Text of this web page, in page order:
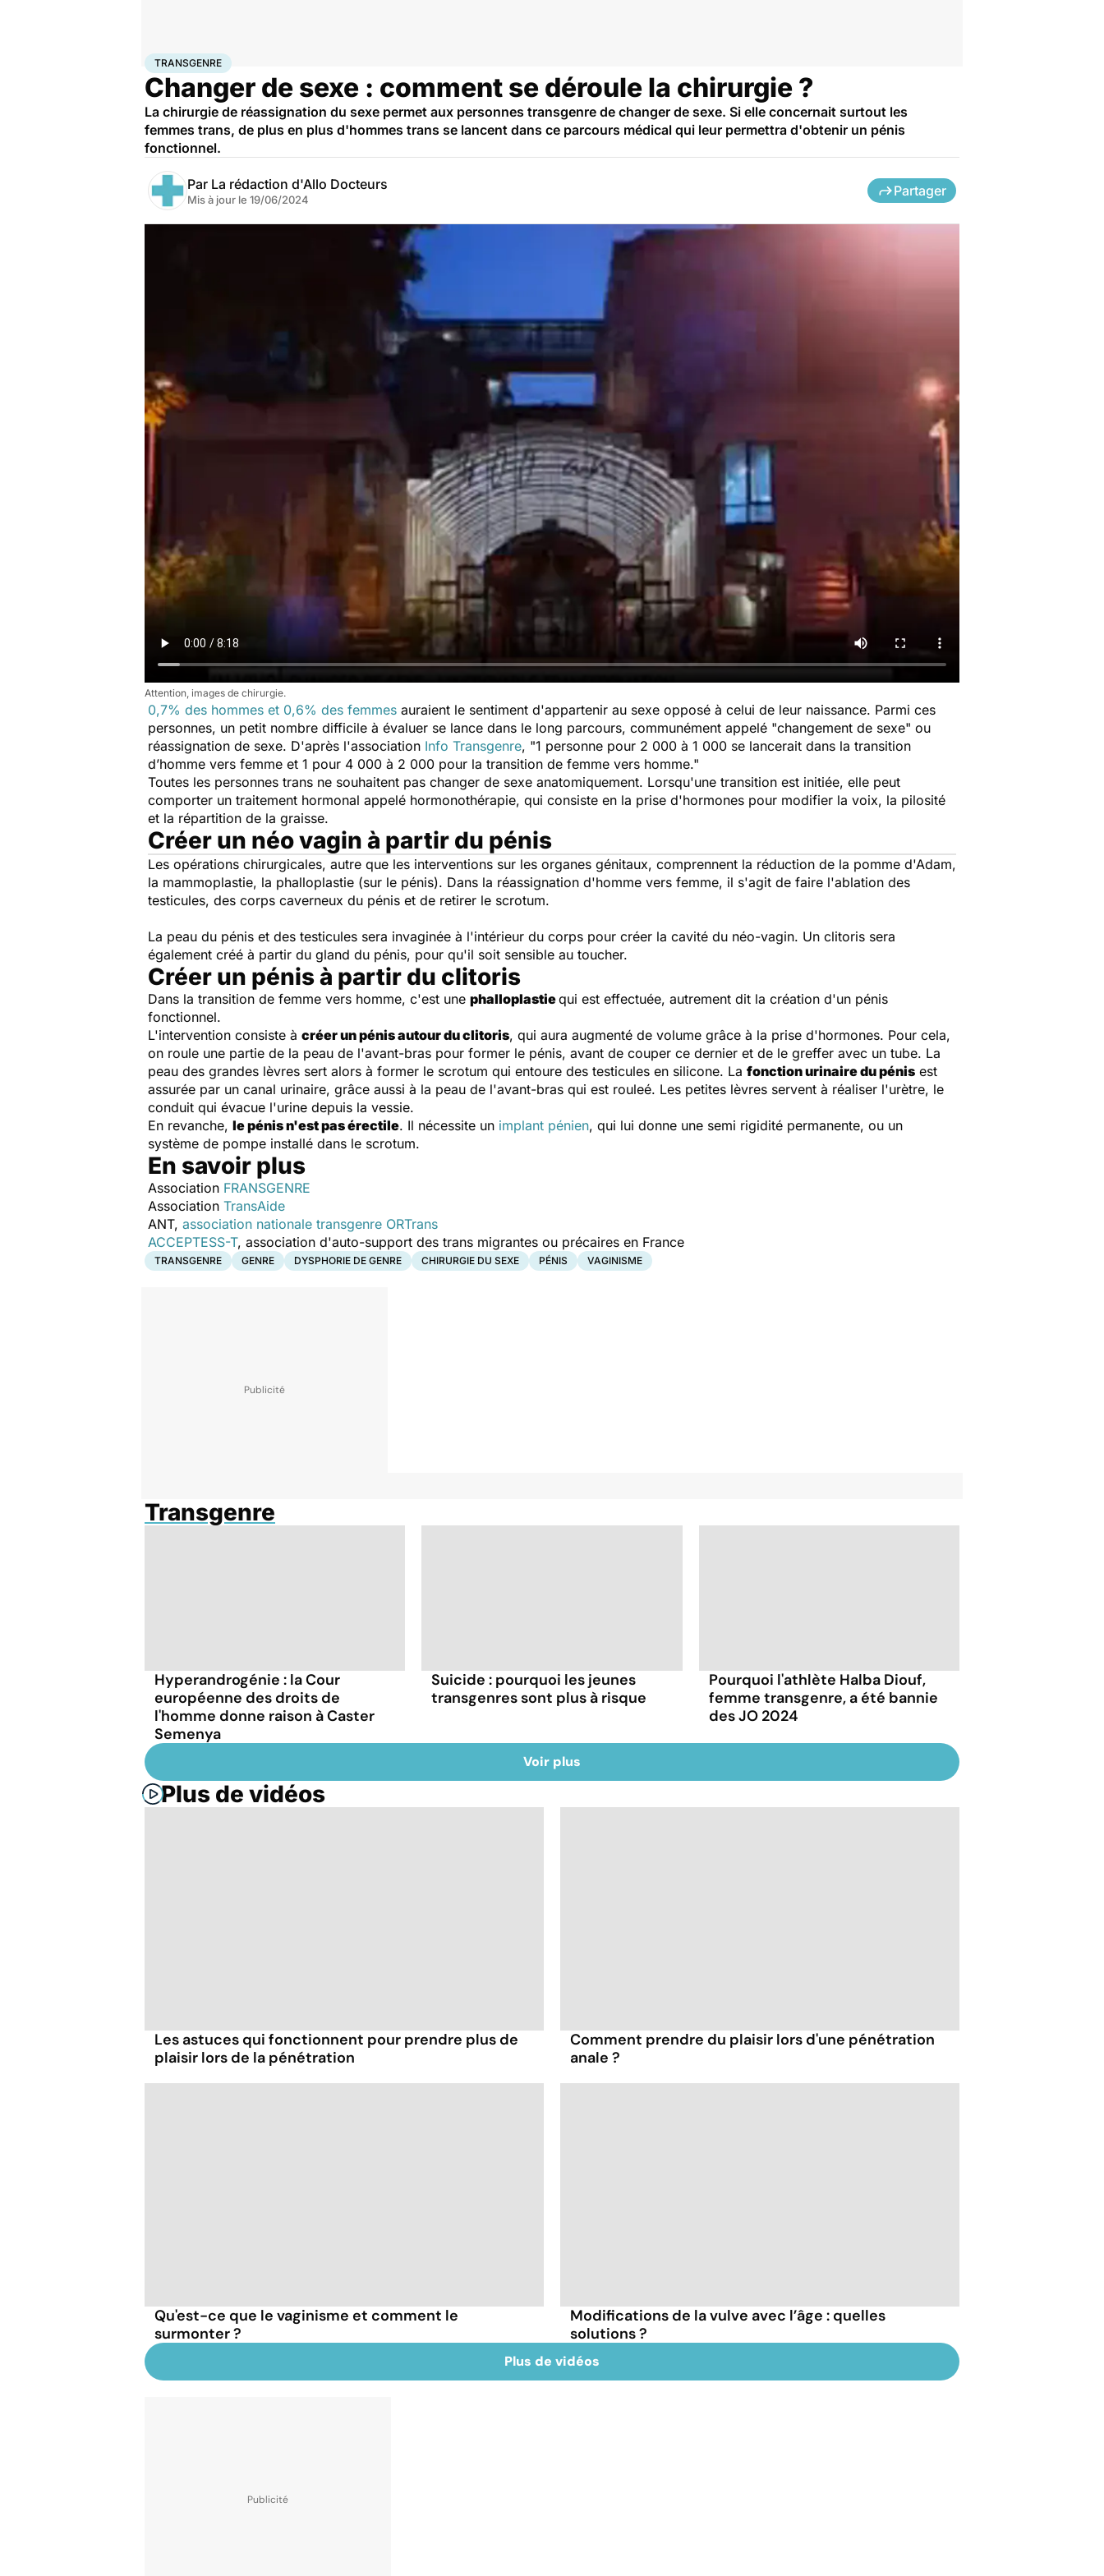
AccueilSantéSociété
TRANSGENRE
Changer de sexe : comment se déroule la chirurgie ?
La chirurgie de réassignation du sexe permet aux personnes transgenre de changer de sexe. Si elle concernait surtout les
femmes trans, de plus en plus d'hommes trans se lancent dans ce parcours médical qui leur permettra d'obtenir un pénis
fonctionnel.
Par La rédaction d'Allo Docteurs
Mis à jour le 19/06/2024
Partager
Attention, images de chirurgie.
0,7% des hommes et 0,6% des femmes auraient le sentiment d'appartenir au sexe opposé à celui de leur naissance. Parmi ces
personnes, un petit nombre difficile à évaluer se lance dans le long parcours, communément appelé "changement de sexe" ou
réassignation de sexe. D'après l'association Info Transgenre, "1 personne pour 2 000 à 1 000 se lancerait dans la transition
d’homme vers femme et 1 pour 4 000 à 2 000 pour la transition de femme vers homme."
Toutes les personnes trans ne souhaitent pas changer de sexe anatomiquement. Lorsqu'une transition est initiée, elle peut
comporter un traitement hormonal appelé hormonothérapie, qui consiste en la prise d'hormones pour modifier la voix, la pilosité
et la répartition de la graisse.
Créer un néo vagin à partir du pénis
Les opérations chirurgicales, autre que les interventions sur les organes génitaux, comprennent la réduction de la pomme d'Adam,
la mammoplastie, la phalloplastie (sur le pénis). Dans la réassignation d'homme vers femme, il s'agit de faire l'ablation des
testicules, des corps caverneux du pénis et de retirer le scrotum.
La peau du pénis et des testicules sera invaginée à l'intérieur du corps pour créer la cavité du néo-vagin. Un clitoris sera
également créé à partir du gland du pénis, pour qu'il soit sensible au toucher.
Créer un pénis à partir du clitoris
Dans la transition de femme vers homme, c'est une phalloplastiequi est effectuée, autrement dit la création d'un pénis
fonctionnel.
L'intervention consiste à créer un pénis autour du clitoris, qui aura augmenté de volume grâce à la prise d'hormones. Pour cela,
on roule une partie de la peau de l'avant-bras pour former le pénis, avant de couper ce dernier et de le greffer avec un tube. La
peau des grandes lèvres sert alors à former le scrotum qui entoure des testicules en silicone. La fonction urinaire du pénis est
assurée par un canal urinaire, grâce aussi à la peau de l'avant-bras qui est rouleé. Les petites lèvres servent à réaliser l'urètre, le
conduit qui évacue l'urine depuis la vessie.
En revanche, le pénis n'est pas érectile. Il nécessite un implant pénien, qui lui donne une semi rigidité permanente, ou un
système de pompe installé dans le scrotum.
En savoir plus
Association FRANSGENRE
Association TransAide
ANT, association nationale transgenre ORTrans
ACCEPTESS-T, association d'auto-support des trans migrantes ou précaires en France
TRANSGENRE GENRE DYSPHORIE DE GENRE CHIRURGIE DU SEXE PÉNIS VAGINISME
Transgenre
Hyperandrogénie : la Cour
européenne des droits de
l'homme donne raison à Caster
Semenya
Suicide : pourquoi les jeunes
transgenres sont plus à risque
Pourquoi l'athlète Halba Diouf,
femme transgenre, a été bannie
des JO 2024
Voir plus
Plus de vidéos
Les astuces qui fonctionnent pour prendre plus de
plaisir lors de la pénétration
Comment prendre du plaisir lors d'une pénétration
anale ?
Qu'est-ce que le vaginisme et comment le
surmonter ?
Modifications de la vulve avec l’âge : quelles
solutions ?
Plus de vidéos